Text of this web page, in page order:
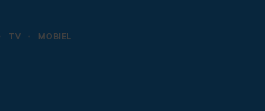
TV
MOBIEL